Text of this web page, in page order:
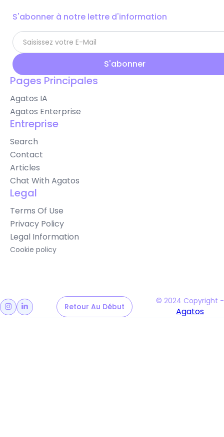
S'abonner à notre lettre d'information
Pages Principales
Agatos IA
Agatos Enterprise
Entreprise
Search
Contact
Articles
Chat With Agatos
Legal
Terms Of Use
Privacy Policy
Legal Information
Cookie policy
© 2024 Copyright -
Agatos
  Retour Au Début
Retour Au Début